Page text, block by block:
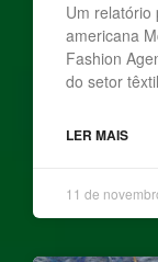
Um relatório
americana
Fashion
do setor
LER MAIS
11 de